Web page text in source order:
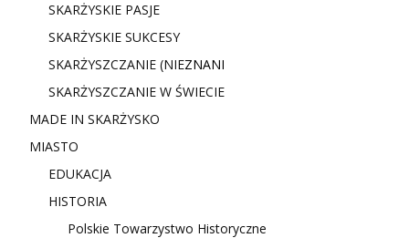
SKARŻYSKIE PASJE
SKARŻYSKIE SUKCESY
SKARŻYSZCZANIE (NIEZNANI
SKARŻYSZCZANIE W ŚWIECIE
MADE IN SKARŻYSKO
MIASTO
EDUKACJA
HISTORIA
Polskie Towarzystwo Historyczne